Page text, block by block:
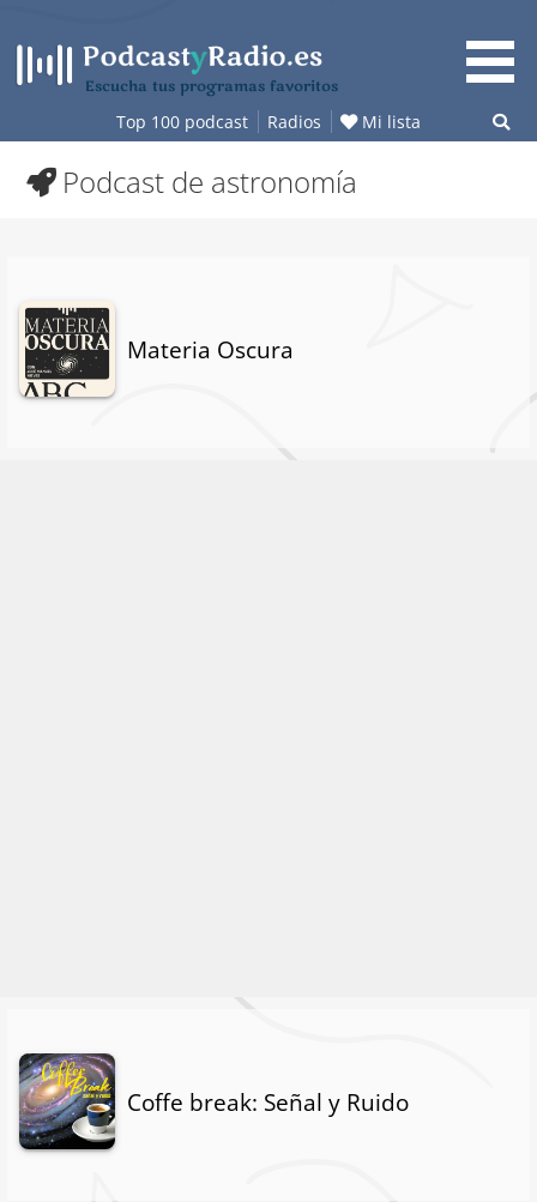
contenido
Escucha tus programas favoritos
Top 100 podcast Radios Mi lista
Podcast de astronomía
Materia Oscura
Coffe break: Señal y Ruido